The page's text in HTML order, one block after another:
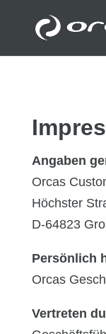
Angaben
Orcas
Höchster
D-64823
Persönlich
Orcas
Vertreten